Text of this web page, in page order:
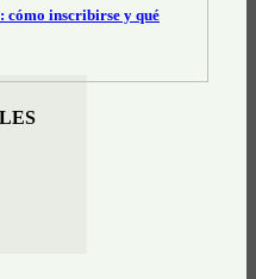
cómo inscribirse y qué